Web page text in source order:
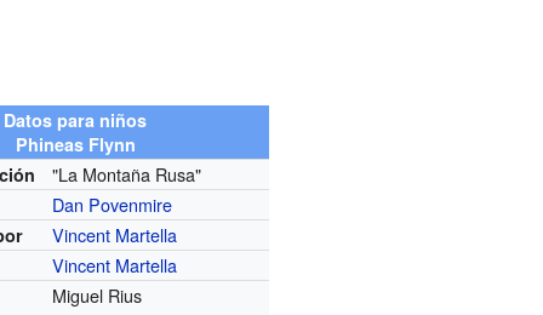
Datos para niños
Phineas Flynn
"La Montaña Rusa"
Dan Povenmire
Vincent Martella
Vincent Martella
Miguel Rius